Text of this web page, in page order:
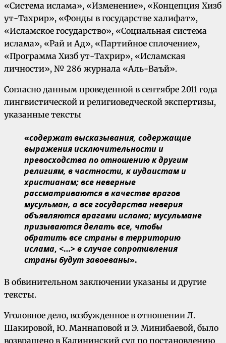
«Система ислама», «Изменение», «Концепция Хизб
ут-Тахрир», «Фонды в государстве халифат»,
«Исламское государство», «Социальная система
ислама», «Рай и Ад», «Партийное сплочение»,
«Программа Хизб ут-Тахрир», «Исламская
личности», № 286 журнала «Аль-Ваъй».
Согласно данным проведенной в сентябре 2011 года
лингвистической и религиоведческой экспертизы,
указанные тексты
«содержат высказывания, содержащие
выражения исключительности и
превосходства по отношению к другим
религиям, в частности, к иудаистам и
христианам; все неверные
рассматриваются в качестве врагов
мусульман, а все государства неверия
объявляются врагами ислама; мусульмане
призываются делать все, чтобы
обратить все страны в территорию
ислама, <…>в случае сопротивления
страны будут завоеваны».
В обвинительном заключении указаны и другие
тексты.
Уголовное дело, возбужденное в отношении Л.
Шакировой, Ю. Маннаповой и Э. Минибаевой, было
возвращено в Калининский суд по постановлению